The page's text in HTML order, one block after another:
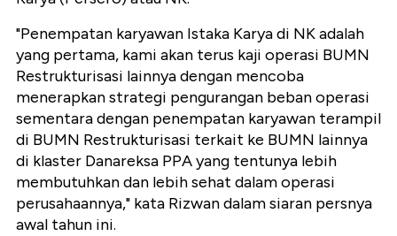
"Penempatan karyawan Istaka Karya di NK adalah
yang pertama, kami akan terus kaji operasi BUMN
Restrukturisasi lainnya dengan mencoba
menerapkan strategi pengurangan beban operasi
sementara dengan penempatan karyawan terampil
di BUMN Restrukturisasi terkait ke BUMN lainnya
di klaster Danareksa PPA yang tentunya lebih
membutuhkan dan lebih sehat dalam operasi
perusahaannya," kata Rizwan dalam siaran persnya
awal tahun ini.